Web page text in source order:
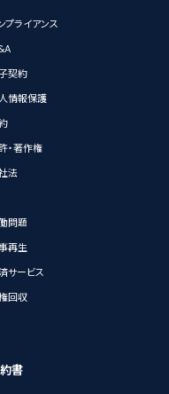
プライアンス
契約
情報保護
・著作権
法
問題
再生
サービス
回収
書